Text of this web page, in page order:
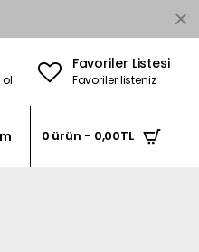
ol
Favoriler Listesi
Favoriler listeniz
0 ürün - 0,00TL